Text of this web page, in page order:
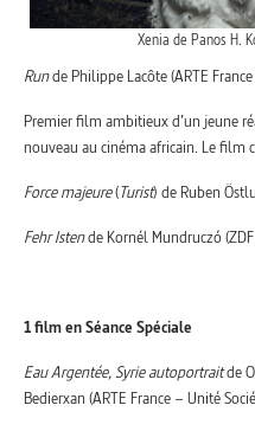
Xenia de Panos H.
Runde Philippe Lacôte (ARTE
Premier film ambitieux d’un jeune
nouveau au cinéma africain. Le film
Force majeure(Turist) de Ruben
Fehr Istende Kornél Mundruczó
1 film en Séance Spéciale
Eau Argentée, Syrie autoportraitde
Bedierxan (ARTE France – Unité